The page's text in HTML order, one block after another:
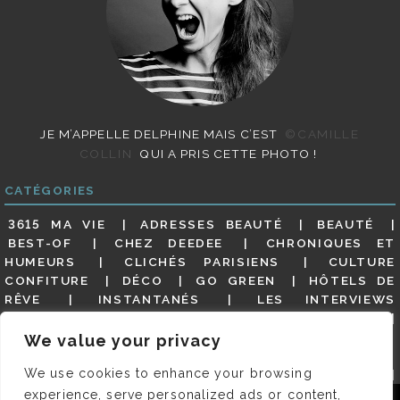
We value your privacy
We use cookies to enhance your browsing
experience, serve personalized ads or content,
JE M’APPELLE DELPHINE MAIS C’EST
©CAMILLE
COLLIN
QUI A PRIS CETTE PHOTO !
CATÉGORIES
3615 MA VIE ADRESSES BEAUTÉ
BEAUTÉ
BEST-OF
CHEZ DEEDEE
CHRONIQUES ET
HUMEURS
CLICHÉS PARISIENS
CULTURE
CONFITURE
DÉCO GO GREEN
HÔTELS DE
RÊVE
INSTANTANÉS
LES INTERVIEWS
MES ADRESSES
MODE NON CLASSÉ
GUIDE
PARIS EN PHOTOS
RESTAURANTS
REVUE DE PRESSE DÉTAILLÉE, SIOU PLAIT